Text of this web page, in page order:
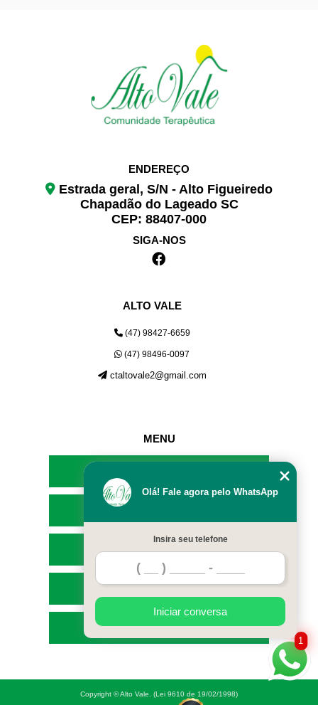
ENDEREÇO
Estrada geral, S/N - Alto Figueiredo
Chapadão do Lageado SC
CEP: 88407-000
SIGA-NOS
ALTO VALE
(47) 98427-6659
(47) 98496-0097
ctaltovale2@gmail.com
MENU
SERVIÇOS
MAPA DO SITE
Copyright © Alto Vale. (Lei 9610 de 19/02/1998)
1
Olá! Fale agora pelo WhatsApp
Insira seu telefone
Iniciar conversa